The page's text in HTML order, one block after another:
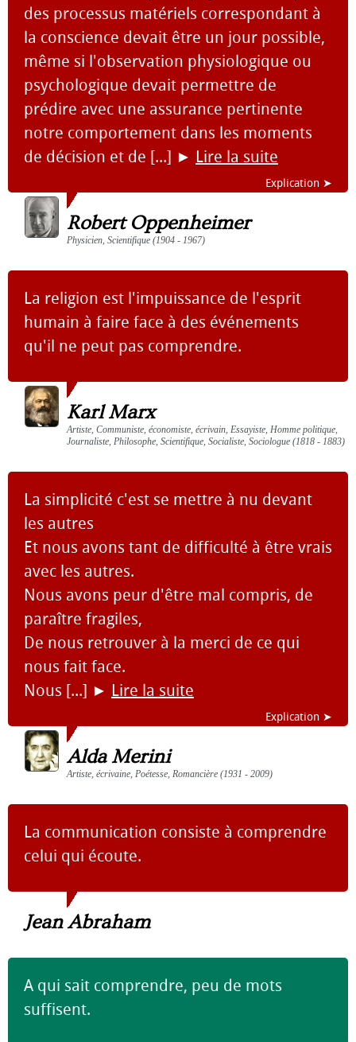
des processus matériels correspondant à
la conscience devait être un jour possible,
même si l'observation physiologique ou
psychologique devait permettre de
prédire avec une assurance pertinente
notre comportement dans les moments
de décision et de [...] ► Lire la suite
Explication ➤
Robert Oppenheimer
Physicien, Scientifique (1904 - 1967)
La religion est l'impuissance de l'esprit
humain à faire face à des événements
qu'il ne peut pas comprendre.
Karl Marx
Artiste, Communiste, économiste, écrivain, Essayiste, Homme politique,
Journaliste, Philosophe, Scientifique, Socialiste, Sociologue (1818 - 1883)
La simplicité c'est se mettre à nu devant
les autres
Et nous avons tant de difficulté à être vrais
avec les autres.
Nous avons peur d'être mal compris, de
paraître fragiles,
De nous retrouver à la merci de ce qui
nous fait face.
Nous [...] ► Lire la suite
Explication ➤
Alda Merini
Artiste, écrivaine, Poétesse, Romancière (1931 - 2009)
La communication consiste à comprendre
celui qui écoute.
Jean Abraham
A qui sait comprendre, peu de mots
suffisent.